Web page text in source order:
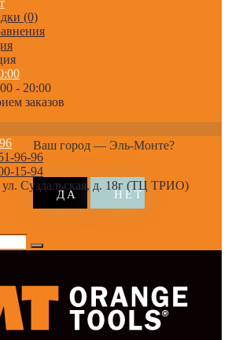
(0)
- 20:00
заказов
Ваш город — Эль-Монте?
96-96
15-94
ул. Суздальская, д. 18г (ТЦ ТРИО)